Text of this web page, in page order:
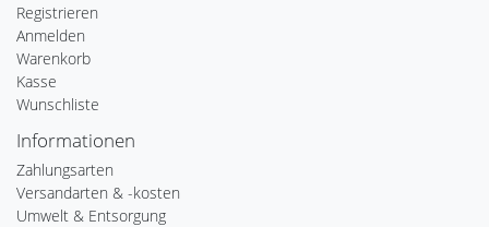
Registrieren
Anmelden
Warenkorb
Kasse
Wunschliste
Informationen
Zahlungsarten
Versandarten & -kosten
Umwelt & Entsorgung